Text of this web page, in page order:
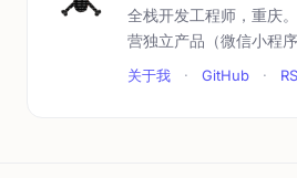
全栈开发工程师，重庆
营独立产品（微信小程
关于我 · GitHub ·